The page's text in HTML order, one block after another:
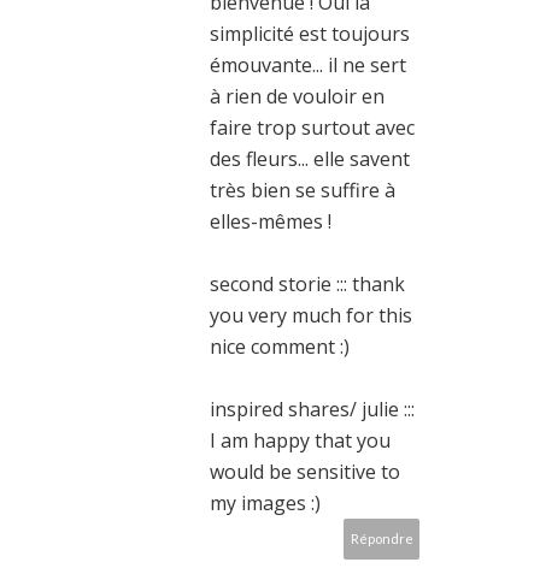
simplicité est toujours
émouvante... il ne sert
à rien de vouloir en
faire trop surtout avec
des fleurs... elle savent
très bien se suffire à
elles-mêmes !
second storie ::: thank
you very much for this
nice comment :)
inspired shares/ julie :::
I am happy that you
would be sensitive to
my images :)
Répondre